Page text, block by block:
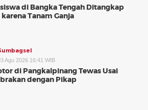
di Bangka Tengah Ditangkap
Tanam Ganja
Agu 2026 16:41 WIB
di Pangkalpinang Tewas Usai
dengan Pikap